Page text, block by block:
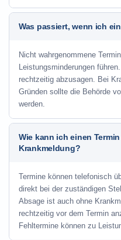
Was passiert, wenn ich
Nicht wahrgenommene
Leistungsminderungen
rechtzeitig abzusagen. Bei
Gründen sollte die Behörde
werden.
Wie kann ich einen
Krankmeldung?
Termine können telefonisch
direkt bei der zuständigen
Absage ist auch ohne
rechtzeitig vor dem Termin
Fehltermine können zu